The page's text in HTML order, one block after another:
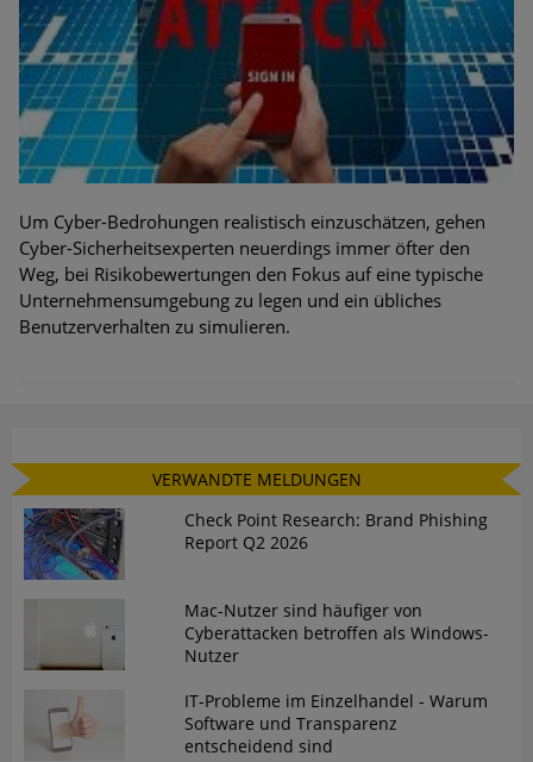
Um Cyber-Bedrohungen realistisch einzuschätzen, gehen
Cyber-Sicherheitsexperten neuerdings immer öfter den
Weg, bei Risikobewertungen den Fokus auf eine typische
Unternehmensumgebung zu legen und ein übliches
Benutzerverhalten zu simulieren.
VERWANDTE MELDUNGEN
Check Point Research: Brand Phishing
Report Q2 2026
Mac-Nutzer sind häufiger von
Cyberattacken betroffen als Windows-
Nutzer
IT-Probleme im Einzelhandel - Warum
Software und Transparenz
entscheidend sind